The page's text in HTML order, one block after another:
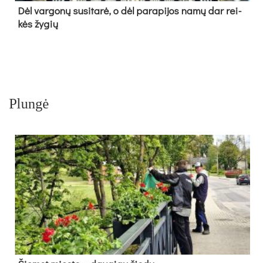
Dėl var­go­nų su­si­ta­rė, o dėl pa­ra­pi­jos na­mų dar rei­
kės žy­gių
Plungė